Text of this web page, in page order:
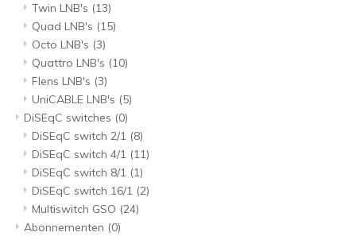
Twin LNB's (13)
Quad LNB's (15)
Octo LNB's (3)
Quattro LNB's (10)
Flens LNB's (3)
UniCABLE LNB's (5)
DiSEqC switches (0)
DiSEqC switch 2/1 (8)
DiSEqC switch 4/1 (11)
DiSEqC switch 8/1 (1)
DiSEqC switch 16/1 (2)
Multiswitch GSO (24)
Abonnementen (0)